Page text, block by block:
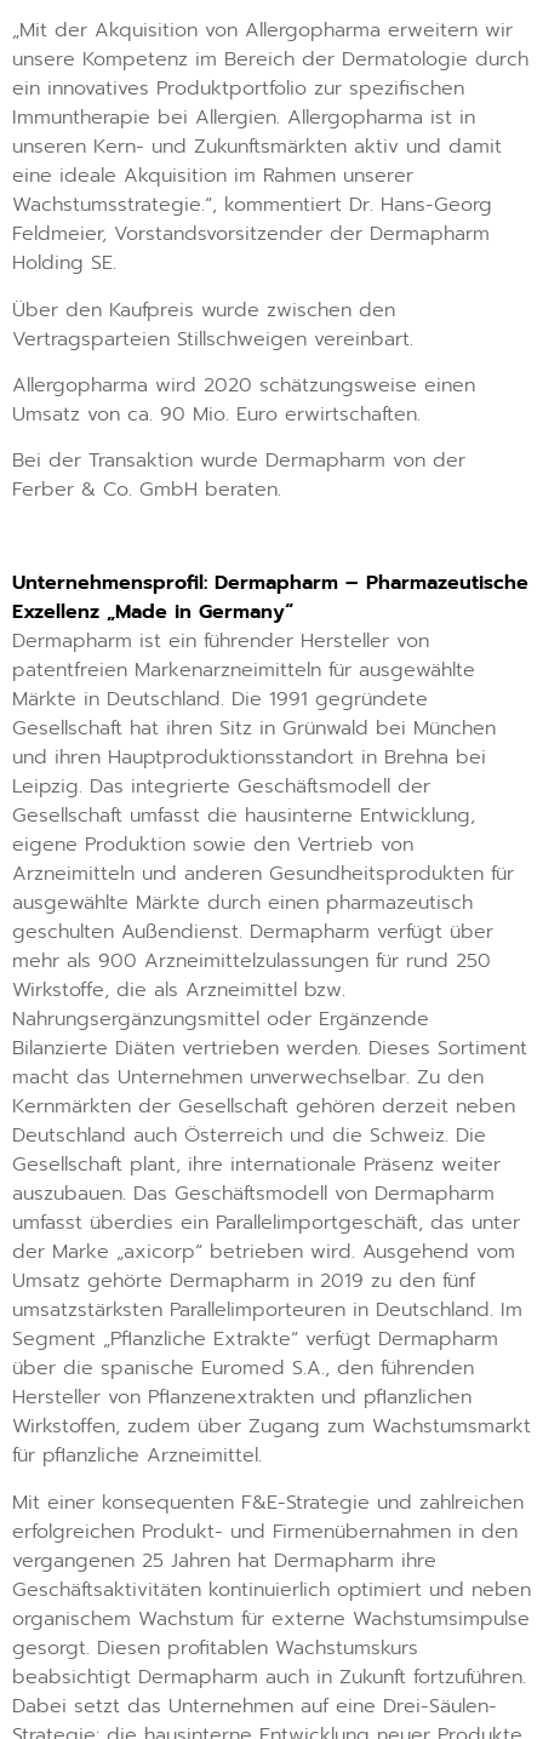
„Mit der Akquisition von Allergopharma erweitern wir
unsere Kompetenz im Bereich der Dermatologie durch
ein innovatives Produktportfolio zur spezifischen
Immuntherapie bei Allergien. Allergopharma ist in
unseren Kern- und Zukunftsmärkten aktiv und damit
eine ideale Akquisition im Rahmen unserer
Wachstumsstrategie.“, kommentiert Dr. Hans-Georg
Feldmeier, Vorstandsvorsitzender der Dermapharm
Holding SE.
Über den Kaufpreis wurde zwischen den
Vertragsparteien Stillschweigen vereinbart.
Allergopharma wird 2020 schätzungsweise einen
Umsatz von ca. 90 Mio. Euro erwirtschaften.
Bei der Transaktion wurde Dermapharm von der
Ferber & Co. GmbH beraten.
Unternehmensprofil: Dermapharm – Pharmazeutische
Exzellenz „Made in Germany“
Dermapharm ist ein führender Hersteller von
patentfreien Markenarzneimitteln für ausgewählte
Märkte in Deutschland. Die 1991 gegründete
Gesellschaft hat ihren Sitz in Grünwald bei München
und ihren Hauptproduktionsstandort in Brehna bei
Leipzig. Das integrierte Geschäftsmodell der
Gesellschaft umfasst die hausinterne Entwicklung,
eigene Produktion sowie den Vertrieb von
Arzneimitteln und anderen Gesundheitsprodukten für
ausgewählte Märkte durch einen pharmazeutisch
geschulten Außendienst. Dermapharm verfügt über
mehr als 900 Arzneimittelzulassungen für rund 250
Wirkstoffe, die als Arzneimittel bzw.
Nahrungsergänzungsmittel oder Ergänzende
Bilanzierte Diäten vertrieben werden. Dieses Sortiment
macht das Unternehmen unverwechselbar. Zu den
Kernmärkten der Gesellschaft gehören derzeit neben
Deutschland auch Österreich und die Schweiz. Die
Gesellschaft plant, ihre internationale Präsenz weiter
auszubauen. Das Geschäftsmodell von Dermapharm
umfasst überdies ein Parallelimportgeschäft, das unter
der Marke „axicorp“ betrieben wird. Ausgehend vom
Umsatz gehörte Dermapharm in 2019 zu den fünf
umsatzstärksten Parallelimporteuren in Deutschland. Im
Segment „Pflanzliche Extrakte“ verfügt Dermapharm
über die spanische Euromed S.A., den führenden
Hersteller von Pflanzenextrakten und pflanzlichen
Wirkstoffen, zudem über Zugang zum Wachstumsmarkt
für pflanzliche Arzneimittel.
Mit einer konsequenten F&E-Strategie und zahlreichen
erfolgreichen Produkt- und Firmenübernahmen in den
vergangenen 25 Jahren hat Dermapharm ihre
Geschäftsaktivitäten kontinuierlich optimiert und neben
organischem Wachstum für externe Wachstumsimpulse
gesorgt. Diesen profitablen Wachstumskurs
beabsichtigt Dermapharm auch in Zukunft fortzuführen.
Dabei setzt das Unternehmen auf eine Drei-Säulen-